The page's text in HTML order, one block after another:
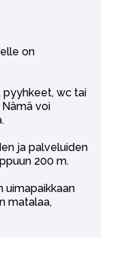
on
pyyhkeet, wc tai
voi
ja palveluiden
200 m.
uimapaikkaan
matalaa,